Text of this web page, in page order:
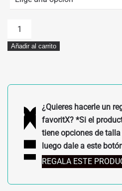
GUANTES
100%
AIRMATIC
Añadir al carrito
¿Quieres hacerle un
favoritX? *Si el
tiene opciones de
luego dale a este
REGALA ESTE